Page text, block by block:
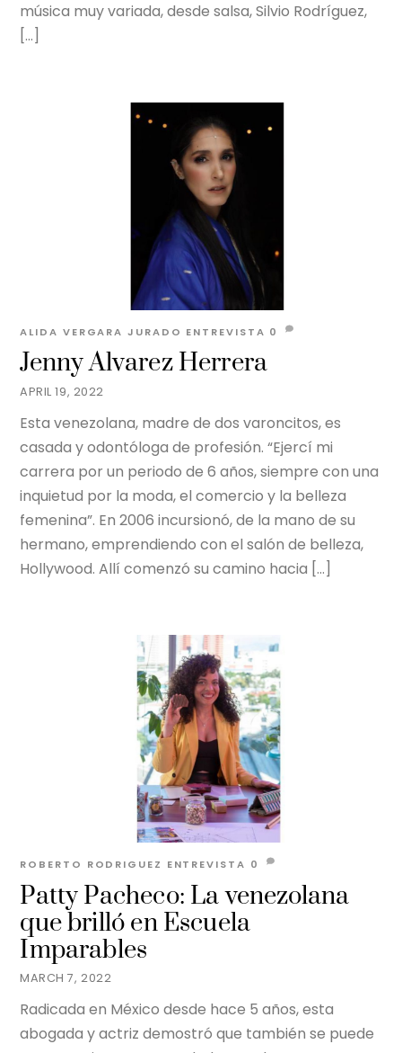
música muy variada, desde salsa, Silvio Rodríguez,
[…]
APRIL 19, 2022
Jenny Alvarez Herrera
ALIDA VERGARA JURADO ENTREVISTA 0
Esta venezolana, madre de dos varoncitos, es
casada y odontóloga de profesión. “Ejercí mi
carrera por un periodo de 6 años, siempre con una
inquietud por la moda, el comercio y la belleza
femenina”. En 2006 incursionó, de la mano de su
hermano, emprendiendo con el salón de belleza,
Hollywood. Allí comenzó su camino hacia […]
MARCH 7, 2022
Patty Pacheco: La venezolana
que brilló en Escuela
Imparables
ROBERTO RODRIGUEZ ENTREVISTA 0
Radicada en México desde hace 5 años, esta
abogada y actriz demostró que también se puede